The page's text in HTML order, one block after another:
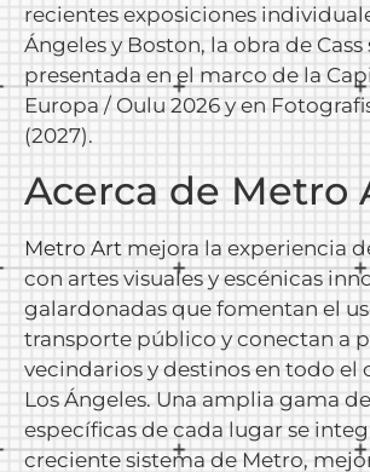
recientes exposiciones
Ángeles y Boston, la obra de Cass
presentada en el marco de la
Europa / Oulu 2026 y en
(2027).
Acerca de Metro
Metro Art mejora la experiencia
con artes visuales y escénicas
galardonadas que fomentan el
transporte público y conectan a
vecindarios y destinos en todo el
Los Ángeles. Una amplia gama
específicas de cada lugar se
creciente sistema de Metro,